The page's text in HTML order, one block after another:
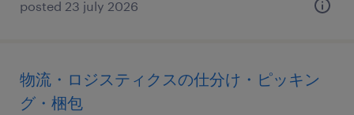
posted 23 july 2026
物流・ロジスティクスの仕分け・ピッキン
グ・梱包